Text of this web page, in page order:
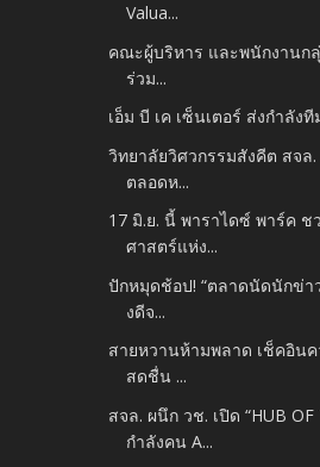
Valua...
คณะผู้บริหาร และพนักงานก
ร่วม...
เอ็ม บี เค เซ็นเตอร์ ส่งกำลัง
วิทยาลัยวิศวกรรมสังคีต สจ
ตลอดห...
17 มิ.ย. นี้ พาราไดซ์ พาร์ค
ศาสตร์แห่ง...
ปักหมุดช้อป! “ตลาดนัดนักข่า
งดีจ...
สายหวานห้ามพลาด เช็คอินค
สดชื่น ...
สจล. ผนึก วช. เปิด “HUB
กำลังคน A...